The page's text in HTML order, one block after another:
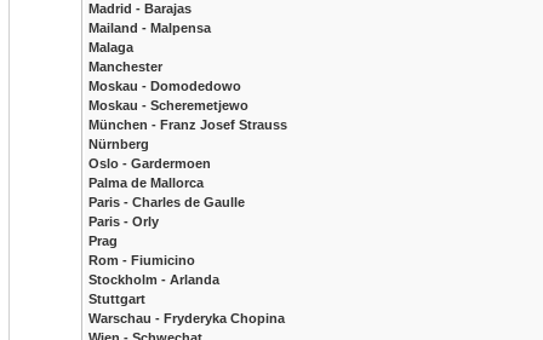
Madrid - Barajas
Mailand - Malpensa
Malaga
Manchester
Moskau - Domodedowo
Moskau - Scheremetjewo
München - Franz Josef Strauss
Nürnberg
Oslo - Gardermoen
Palma de Mallorca
Paris - Charles de Gaulle
Paris - Orly
Prag
Rom - Fiumicino
Stockholm - Arlanda
Stuttgart
Warschau - Fryderyka Chopina